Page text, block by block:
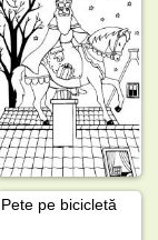
Pete pe bicicletă